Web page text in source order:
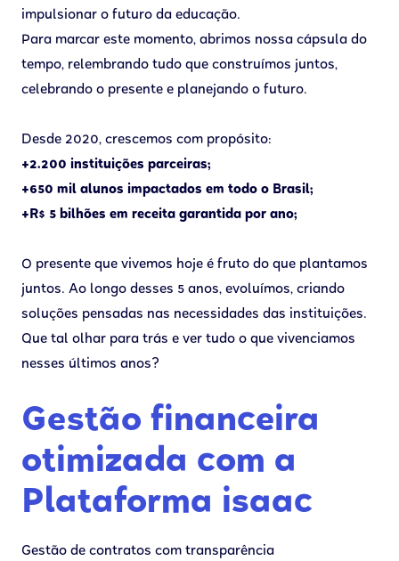
impulsionar o futuro da educação.
Para marcar este momento, abrimos nossa cápsula do
tempo, relembrando tudo que construímos juntos,
celebrando o presente e planejando o futuro.
Desde 2020, crescemos com propósito:
+2.200 instituições parceiras;
+650 mil alunos impactados em todo o Brasil;
+R$ 5 bilhões em receita garantida por ano;
O presente que vivemos hoje é fruto do que plantamos
juntos. Ao longo desses 5 anos, evoluímos, criando
soluções pensadas nas necessidades das instituições.
Que tal olhar para trás e ver tudo o que vivenciamos
nesses últimos anos?
Gestão financeira
otimizada com a
Plataforma isaac
Gestão de contratos com transparência